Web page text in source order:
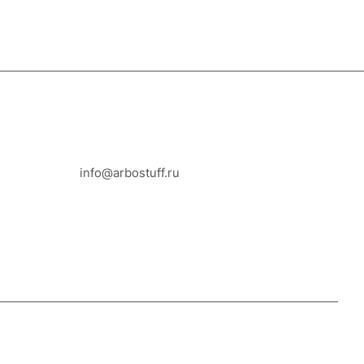
info@arbostuff.ru